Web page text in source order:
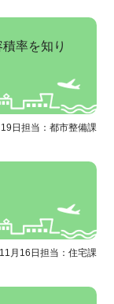
率を知り
日 担当：都市整備課
月16日 担当：住宅課